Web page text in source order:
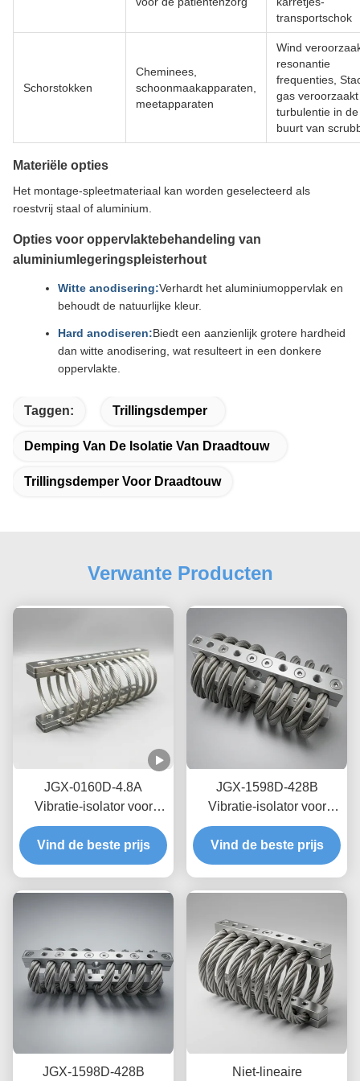
transportschok
Schorstokken
Cheminees,
schoonmaakapparaten,
meetapparaten
Wind
resonantie
frequenties,
gas veroorzaakt
turbulentie in de
buurt van
Materiële opties
Het montage-spleetmateriaal kan worden geselecteerd als
roestvrij staal of aluminium.
Opties voor oppervlaktebehandeling van
aluminiumlegeringspleisterhout
Witte anodisering:Verhardt het aluminiumoppervlak en
behoudt de natuurlijke kleur.
Hard anodiseren:Biedt een aanzienlijk grotere hardheid
dan witte anodisering, wat resulteert in een donkere
oppervlakte.
Taggen: Trillingsdemper
Demping Van De Isolatie Van Draadtouw
Trillingsdemper Voor Draadtouw
Verwante Producten
JGX-0160D-4.8A
Vibratie-isolator voor
zeedraden op zee,
onderhoudsvrij, van
roestvrij staal
Vind de beste prijs
JGX-1598D-428B
Vibratie-isolator voor
draadtouwen met nul-
kruip-olievrije
wrijvingsdemping voor
Vind de beste prijs
JGX-1598D-428B
Niet-lineaire